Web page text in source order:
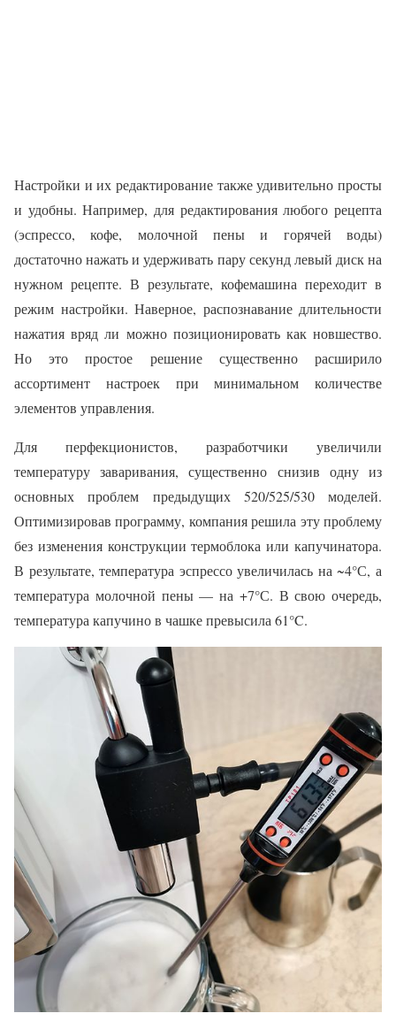
Настройки и их редактирование также удивительно просты
и удобны. Например, для редактирования любого рецепта
(эспрессо, кофе, молочной пены и горячей воды)
достаточно нажать и удерживать пару секунд левый диск на
нужном рецепте. В результате, кофемашина переходит в
режим настройки. Наверное, распознавание длительности
нажатия вряд ли можно позиционировать как новшество.
Но это простое решение существенно расширило
ассортимент настроек при минимальном количестве
элементов управления.
Для перфекционистов, разработчики увеличили
температуру заваривания, существенно снизив одну из
основных проблем предыдущих 520/525/530 моделей.
Оптимизировав программу, компания решила эту проблему
без изменения конструкции термоблока или капучинатора.
В результате, температура эспрессо увеличилась на ~4°С, а
температура молочной пены — на +7°С. В свою очередь,
температура капучино в чашке превысила 61°C.